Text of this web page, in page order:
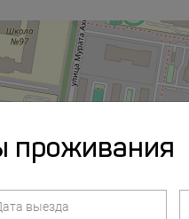
проживания
выезда